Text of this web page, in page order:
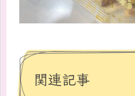
関連記事